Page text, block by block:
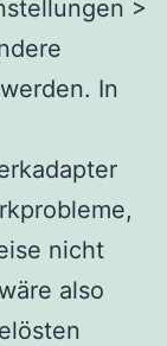
>
In
nicht
also